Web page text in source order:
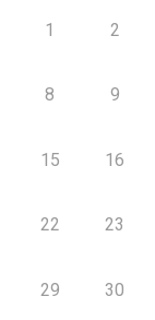
1 2
8 9
15 16
22 23
29 30